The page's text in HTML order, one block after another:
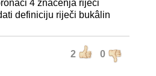
4 značenja riječi
definiciju riječi bukâlin
2 0